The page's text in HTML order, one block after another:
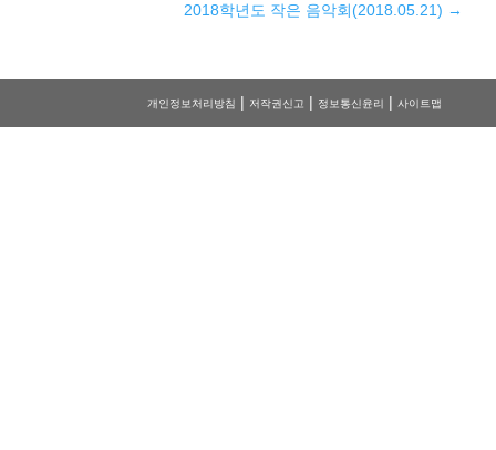
2018학년도 작은 음악회(2018.05.21) →
개인정보처리방침 | 저작권신고 | 정보통신윤리 | 사이트맵